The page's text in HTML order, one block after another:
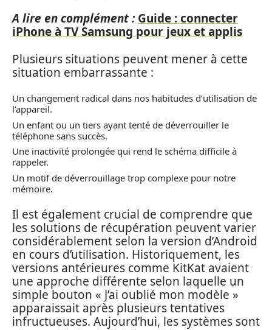
A lire en complément : Guide : connecter
iPhone à TV Samsung pour jeux et applis
Plusieurs situations peuvent mener à cette
situation embarrassante :
Un changement radical dans nos habitudes d’utilisation de
l’appareil.
Un enfant ou un tiers ayant tenté de déverrouiller le
téléphone sans succès.
Une inactivité prolongée qui rend le schéma difficile à
rappeler.
Un motif de déverrouillage trop complexe pour notre
mémoire.
Il est également crucial de comprendre que
les solutions de récupération peuvent varier
considérablement selon la version d’Android
en cours d’utilisation. Historiquement, les
versions antérieures comme KitKat avaient
une approche différente selon laquelle un
simple bouton « J’ai oublié mon modèle »
apparaissait après plusieurs tentatives
infructueuses. Aujourd’hui, les systèmes sont